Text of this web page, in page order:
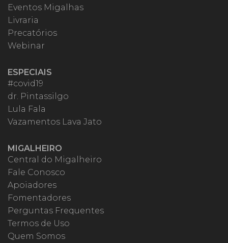
Eventos Migalhas
Livraria
Precatórios
Webinar
ESPECIAIS
#covid19
dr. Pintassilgo
Lula Fala
Vazamentos Lava Jato
MIGALHEIRO
Central do Migalheiro
Fale Conosco
Apoiadores
Fomentadores
Perguntas Frequentes
Termos de Uso
Quem Somos